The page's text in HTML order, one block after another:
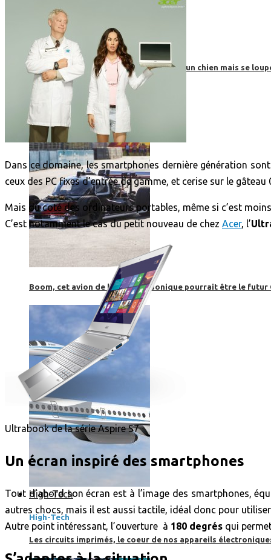
Roborace : une voiture autonome évite un chien mais se
Boom, cet avion de ligne supersonique pourrait être le futur
High-Tech
High-Tech
Les circuits imprimés, le coeur de nos appareils
Dans ce domaine, les smartphones dernière génération
ceux des PC fixes d’entrée de gamme, et cerise sur le
Mais du coté des ordinateurs portables, même si c’est
C’est notamment le cas du petit nouveau de chez Acer, l’
Ultrabook de la série Aspire S7
Un écran inspiré des smartphones
Tout d’abord son écran est à l’image des smartphones,
autres chocs, mais il est aussi tactile, idéal donc pour
Autre point intéressant, l’ouverture à 180 degrés qui